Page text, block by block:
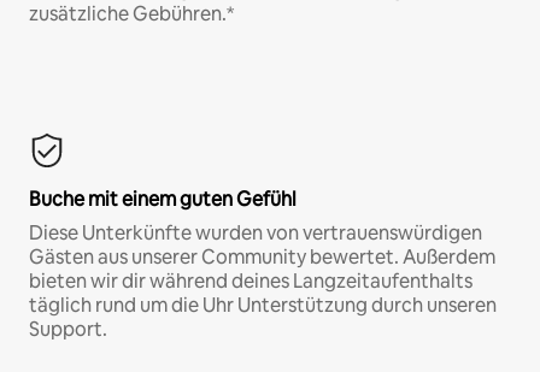
zusätzliche Gebühren.*
Buche mit einem guten Gefühl
Diese Unterkünfte wurden von vertrauenswürdigen
Gästen aus unserer Community bewertet. Außerdem
bieten wir dir während deines Langzeitaufenthalts
täglich rund um die Uhr Unterstützung durch unseren
Support.